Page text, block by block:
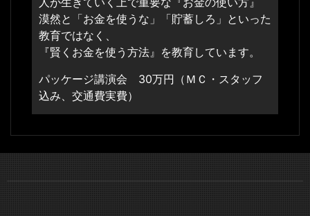
漠然と「お金を使うな」「貯蓄しろ」といった
教育ではなく、
『賢くお金を使う方法』を教育しています。
パッケージ講演会 30万円（ＭＣ・スタッフ
込み、交通費実費）